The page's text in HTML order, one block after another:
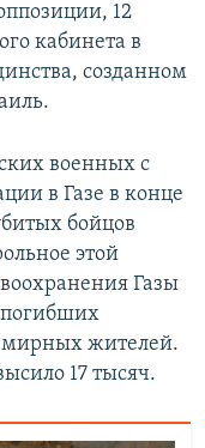
12
кабинета в
созданном
военных с
в Газе в конце
бойцов
этой
Газы
мирных жителей.
17 тысяч.